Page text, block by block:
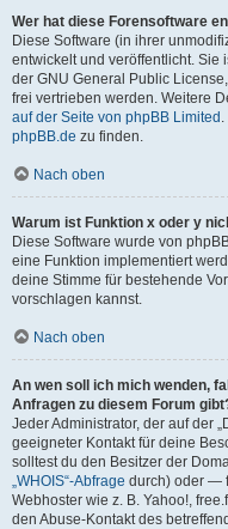
Wer hat diese Forensoftware
Diese Software (in ihrer
entwickelt und veröffentlicht. Sie
der GNU General Public
frei vertrieben werden. Weitere
auf der Seite von phpBB Limited
phpBB.de zu finden.
Nach oben
Warum ist Funktion x oder y
Diese Software wurde von
eine Funktion implementiert
deine Stimme für bestehende
vorschlagen kannst.
Nach oben
An wen soll ich mich wenden,
Anfragen zu diesem Forum
Jeder Administrator, der auf der
geeigneter Kontakt für deine
solltest du den Besitzer der
„WHOIS“-Abfrage durch) oder —
Webhoster wie z. B. Yahoo!,
den Abuse-Kontakt des